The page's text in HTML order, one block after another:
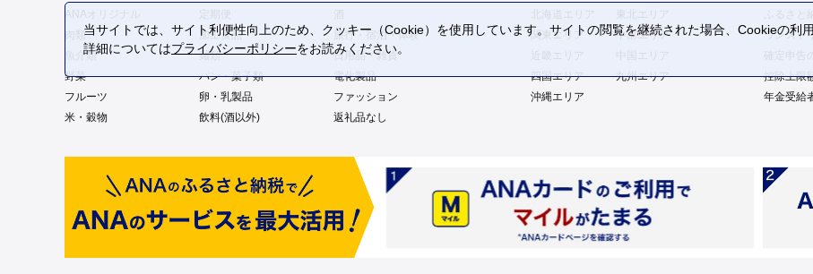
肉類
加工食品
旅行・宿泊・体験
魚介類
麺類
日用品・雑貨
野菜
パン・菓子類
電化製品
フルーツ
卵・乳製品
ファッション
米・穀物
飲料(酒以外) 返礼品なし
関東エリア
中部エリア
四国エリア
九州エリア
沖縄エリア
ふるさと
ワンスト
控除上限
年金受給
当サイトでは、サイト利便性向上のため、クッキー（Cookie）を使用しています。サイトの閲覧を継続された場合、Cookieの利
詳細についてはプライバシーポリシーをお読みください。